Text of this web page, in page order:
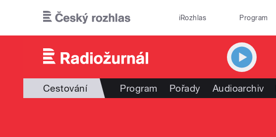
iRozhlas Program
Cestování Program Pořady Audioarchiv